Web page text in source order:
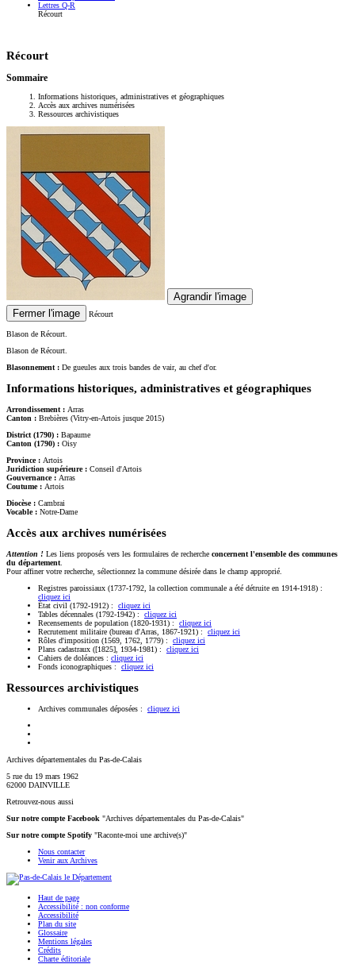
Lettres Q-R
Récourt
Récourt
Sommaire
Informations historiques, administratives et géographiques
Accès aux archives numérisées
Ressources archivistiques
Agrandir l'image
Fermer l'image
Récourt
Blason de Récourt.
Blason de Récourt.
Blasonnement : De gueules aux trois bandes de vair, au chef d'or.
Informations historiques, administratives et géographiques
Arrondissement : Arras
Canton : Brebières (Vitry-en-Artois jusque 2015)
District (1790) : Bapaume
Canton (1790) : Oisy
Province : Artois
Juridiction supérieure : Conseil d'Artois
Gouvernance : Arras
Coutume : Artois
Diocèse : Cambrai
Vocable : Notre-Dame
Accès aux archives numérisées
Attention ! Les liens proposés vers les formulaires de recherche concernent l'ensemble des communes
du département
Pour affiner votre recherche, sélectionnez la commune désirée dans le champ approprié.
Registres paroissiaux (1737-1792, la collection communale a été détruite en 1914-1918) :
cliquez ici
État civil (1792-1912) : cliquez ici
Tables décennales (1792-1942) : cliquez ici
Recensements de population (1820-1931) : cliquez ici
Recrutement militaire (bureau d'Arras, 1867-1921) : cliquez ici
Rôles d'imposition (1569, 1762, 1779) : cliquez ici
Plans cadastraux ([1825], 1934-1981) : cliquez ici
Cahiers de doléances : cliquez ici
Fonds iconographiques : cliquez ici
Ressources archivistiques
Archives communales déposées : cliquez ici
Archives départementales du Pas-de-Calais
5 rue du 19 mars 1962
62000 DAINVILLE
Retrouvez-nous aussi
Sur notre compte Facebook "Archives départementales du Pas-de-Calais"
Sur notre compte Spotify "Raconte-moi une archive(s)"
Nous contacter
Venir aux Archives
Haut de page
Accessibilité : non conforme
Accessibilité
Plan du site
Glossaire
Mentions légales
Crédits
Charte éditoriale